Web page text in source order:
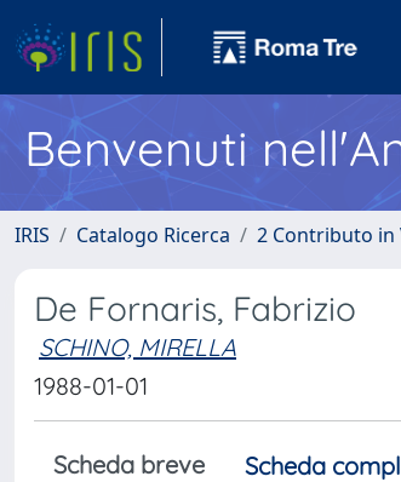
Benvenuti
IRIS Catalogo Ricerca 2 Contributo in
De Fornaris, Fabrizio
SCHINO, MIRELLA
1988-01-01
Scheda breve Scheda